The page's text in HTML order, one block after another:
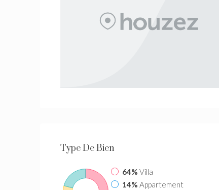
Type De Bien
64% Villa
14% Appartement